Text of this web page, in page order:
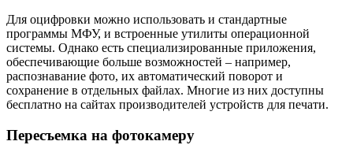
Для оцифровки можно использовать и стандартные
программы МФУ, и встроенные утилиты операционной
системы. Однако есть специализированные приложения,
обеспечивающие больше возможностей – например,
распознавание фото, их автоматический поворот и
сохранение в отдельных файлах. Многие из них доступны
бесплатно на сайтах производителей устройств для печати.
Пересъемка на фотокамеру